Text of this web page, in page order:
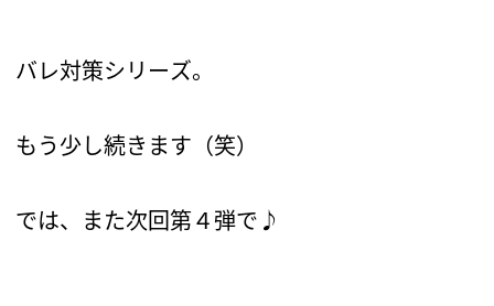
バレ対策シリーズ。
もう少し続きます（笑）
では、また次回第４弾で♪